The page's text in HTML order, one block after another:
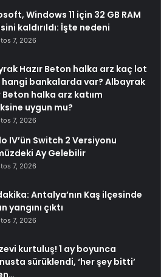
Windows 11 için 32 GB RAM
kaldırıldı: İşte nedeni
7, 2026
Hazır Beton halka arz kaç lot
hangi bankalarda var? Albayrak
Beton halka arz katıım
uygun mu?
7, 2026
IV’ün Switch 2 Versiyonu
Ay Gelebilir
7, 2026
Antalya’nın Kaş ilçesinde
yangını çıktı
7, 2026
kurtuluş! 1 ay boyunca
sürüklendi, ‘her şey bitti’